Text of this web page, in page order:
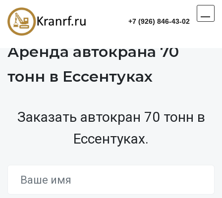
+7 (926) 846-43-02
Аренда автокрана 70
тонн в Ессентуках
Заказать автокран 70 тонн в
Ессентуках.